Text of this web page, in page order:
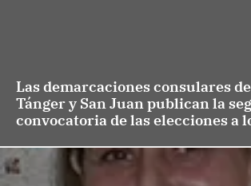
Las demarcaciones consulares
Tánger y San Juan publican la
convocatoria de las elecciones a